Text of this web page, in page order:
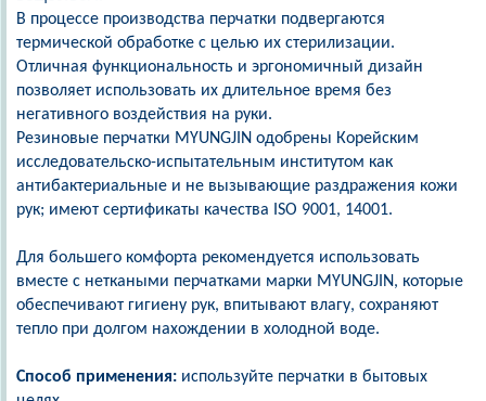
В процессе производства перчатки подвергаются
термической обработке с целью их стерилизации.
Отличная функциональность и эргономичный дизайн
позволяет использовать их длительное время без
негативного воздействия на руки.
Резиновые перчатки MYUNGJIN одобрены Корейским
исследовательско-испытательным институтом как
антибактериальные и не вызывающие раздражения кожи
рук; имеют сертификаты качества ISO 9001, 14001.
Для большего комфорта рекомендуется использовать
вместе с неткаными перчатками марки MYUNGJIN, которые
обеспечивают гигиену рук, впитывают влагу, сохраняют
тепло при долгом нахождении в холодной воде.
Способ применения: используйте перчатки в бытовых